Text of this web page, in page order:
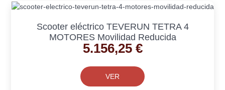
Scooter eléctrico TEVERUN TETRA 4
MOTORES Movilidad Reducida
5.156,25 €
VER